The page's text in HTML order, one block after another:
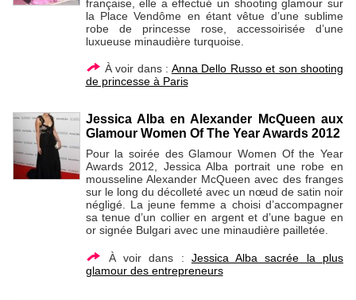
française, elle a effectué un shooting glamour sur
la Place Vendôme en étant vêtue d’une sublime
robe de princesse rose, accessoirisée d’une
luxueuse minaudière turquoise.
À voir dans : Anna Dello Russo et son shooting
de princesse à Paris
Jessica Alba en Alexander McQueen aux
Glamour Women Of The Year Awards 2012
Pour la soirée des Glamour Women Of the Year
Awards 2012, Jessica Alba portrait une robe en
mousseline Alexander McQueen avec des franges
sur le long du décolleté avec un nœud de satin noir
négligé. La jeune femme a choisi d’accompagner
sa tenue d’un collier en argent et d’une bague en
or signée Bulgari avec une minaudière pailletée.
À voir dans : Jessica Alba sacrée la plus
glamour des entrepreneurs